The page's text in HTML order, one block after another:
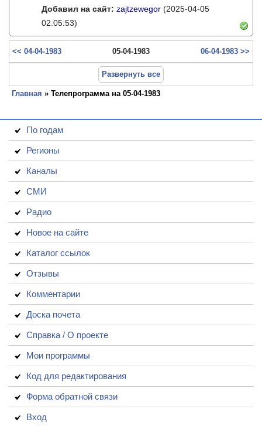
Добавил на сайт: zajtzewegor (2025-04-05
02:05:53)
<< 04-04-1983 05-04-1983 06-04-1983 >>
Развернуть все
Главная » Телепрограмма на 05-04-1983
По годам
Регионы
Каналы
СМИ
Радио
Новое на сайте
Каталог ссылок
Отзывы
Комментарии
Доска почета
Справка / О проекте
Мои программы
Код для редактирования
Форма обратной связи
Вход